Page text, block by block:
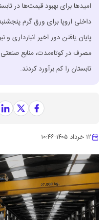
امیدها برای بهبود قیمت‌ها در
پایان یافتن دور اخیر انبارداری
مصرف در کوتاه‌مدت، منابع
تابستان را کم برآورد کردند.
۱۲ خرداد ۱۴۰۵ -۱۰:۴۶